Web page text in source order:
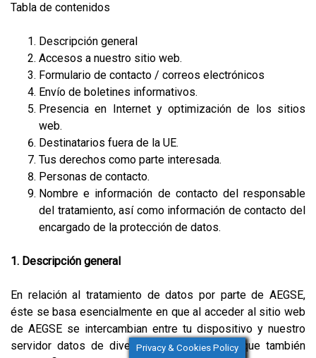
Tabla de contenidos
Descripción general
Accesos a nuestro sitio web.
Formulario de contacto / correos electrónicos
Envío de boletines informativos.
Presencia en Internet y optimización de los sitios
web.
Destinatarios fuera de la UE.
Tus derechos como parte interesada.
Personas de contacto.
Nombre e información de contacto del responsable
del tratamiento, así como información de contacto del
encargado de la protección de datos.
1. Descripción general
En relación al tratamiento de datos por parte de AEGSE,
éste se basa esencialmente en que al acceder al sitio web
de AEGSE se intercambian entre tu dispositivo y nuestro
servidor datos de diversa índole, entre los que también
Privacy & Cookies Policy